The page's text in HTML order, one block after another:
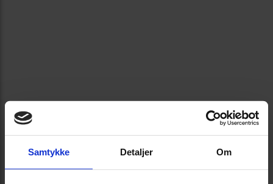
Samtykke Detaljer Om